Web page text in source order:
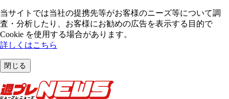
当サイトでは当社の提携先等がお客様のニーズ等について調
査・分析したり、お客様にお勧めの広告を表⽰する⽬的で
Cookie を使⽤する場合があります。
詳しくはこちら
閉じる